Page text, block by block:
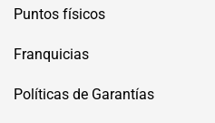
Puntos físicos
Franquicias
Políticas de Garantías